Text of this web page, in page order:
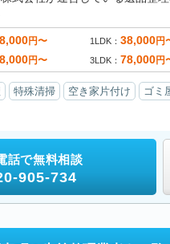
円〜 1LDK 38,000円
円〜 3LDK 78,000円
特殊清掃 空き家片付け
ゴミ
話で無料相談
905-734